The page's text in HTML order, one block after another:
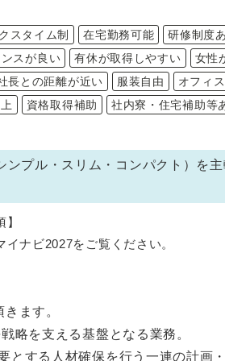
スタイム制 在宅勤務可能
研修制度
スが良い 有休が取得しやすい
女性
長との距離が近い 服装自由
オフィ
資格取得補助 社内寮・住宅補助等
ンプル・スリム・コンパクト）を
】
ナビ2027をご覧ください。
・・高専・大学・院の2027年3月卒業
ます。
略を支える基盤となる業務。
材確保を行う一連の計画・